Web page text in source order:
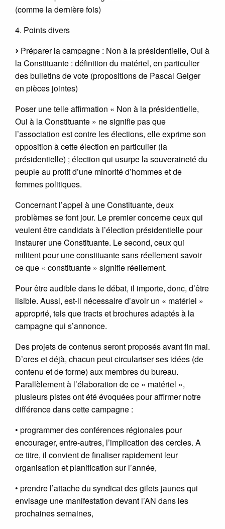
(comme la dernière fois)
4. Points divers
Préparer la campagne : Non à la présidentielle, Oui à
la Constituante : définition du matériel, en particulier
des bulletins de vote (propositions de Pascal Geiger
en pièces jointes)
Poser une telle affirmation « Non à la présidentielle,
Oui à la Constituante » ne signifie pas que
l’association est contre les élections, elle exprime son
opposition à cette élection en particulier (la
présidentielle) ; élection qui usurpe la souveraineté du
peuple au profit d’une minorité d’hommes et de
femmes politiques.
Concernant l’appel à une Constituante, deux
problèmes se font jour. Le premier concerne ceux qui
veulent être candidats à l’élection présidentielle pour
instaurer une Constituante. Le second, ceux qui
militent pour une constituante sans réellement savoir
ce que « constituante » signifie réellement.
Pour être audible dans le débat, il importe, donc, d’être
lisible. Aussi, est-il nécessaire d’avoir un « matériel »
approprié, tels que tracts et brochures adaptés à la
campagne qui s’annonce.
Des projets de contenus seront proposés avant fin mai.
D’ores et déjà, chacun peut circulariser ses idées (de
contenu et de forme) aux membres du bureau.
Parallèlement à l’élaboration de ce « matériel »,
plusieurs pistes ont été évoquées pour affirmer notre
différence dans cette campagne :
• programmer des conférences régionales pour
encourager, entre-autres, l’implication des cercles. A
ce titre, il convient de finaliser rapidement leur
organisation et planification sur l’année,
• prendre l’attache du syndicat des gilets jaunes qui
envisage une manifestation devant l’AN dans les
prochaines semaines,